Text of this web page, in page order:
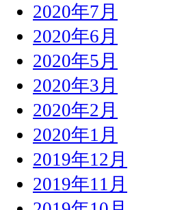
2020年7月
2020年6月
2020年5月
2020年3月
2020年2月
2020年1月
2019年12月
2019年11月